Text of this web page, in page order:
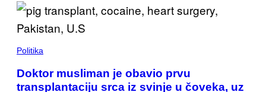
Politika
Doktor musliman je obavio prvu
transplantaciju srca iz svinje u čoveka, uz